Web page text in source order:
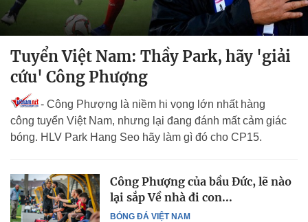
Tuyển Việt Nam: Thầy Park, hãy 'giải
cứu' Công Phượng
- Công Phượng là niềm hi vọng lớn nhất hàng
công tuyển Việt Nam, nhưng lại đang đánh mất cảm giác
bóng. HLV Park Hang Seo hãy làm gì đó cho CP15.
BÓNG ĐÁ VIỆT NAM
Công Phượng của bầu Đức, lẽ nào
lại sắp Về nhà đi con...